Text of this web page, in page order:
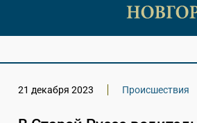
21 декабря 2023 Происшествия